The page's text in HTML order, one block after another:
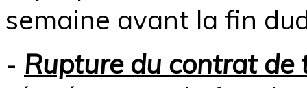
semaine avant la fin
- Rupture du contrat de